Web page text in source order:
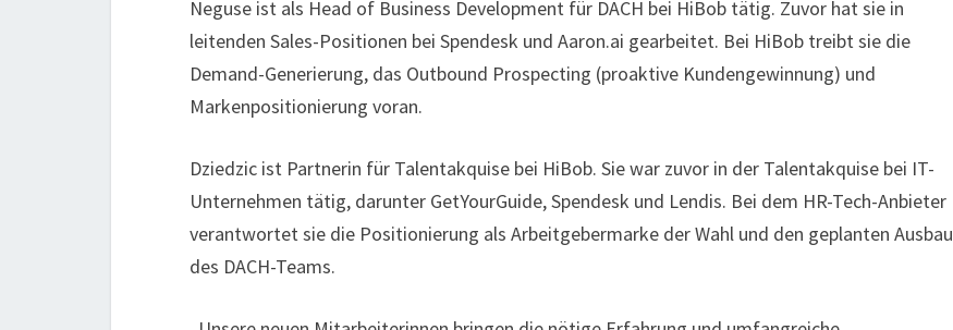
Neguse ist als Head of Business Development für DACH bei HiBob tätig. Zuvor hat sie in
leitenden Sales-Positionen bei Spendesk und Aaron.ai gearbeitet. Bei HiBob treibt sie die
Demand-Generierung, das Outbound Prospecting (proaktive Kundengewinnung) und
Markenpositionierung voran.
Dziedzic ist Partnerin für Talentakquise bei HiBob. Sie war zuvor in der Talentakquise bei IT-
Unternehmen tätig, darunter GetYourGuide, Spendesk und Lendis. Bei dem HR-Tech-Anbieter
verantwortet sie die Positionierung als Arbeitgebermarke der Wahl und den geplanten Ausbau
des DACH-Teams.